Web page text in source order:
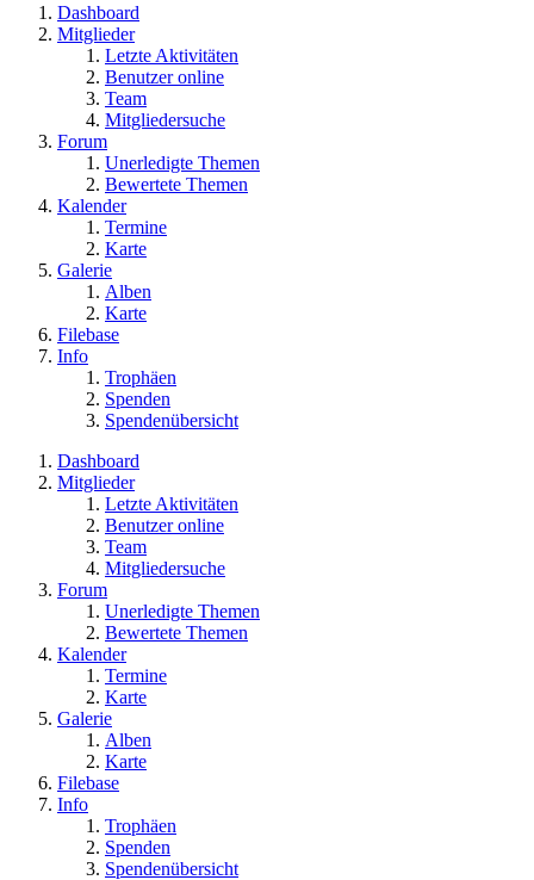
Dashboard
Mitglieder
Letzte Aktivitäten
Benutzer online
Team
Mitgliedersuche
Forum
Unerledigte Themen
Bewertete Themen
Kalender
Termine
Karte
Galerie
Alben
Karte
Filebase
Info
Trophäen
Spenden
Spendenübersicht
Dashboard
Mitglieder
Letzte Aktivitäten
Benutzer online
Team
Mitgliedersuche
Forum
Unerledigte Themen
Bewertete Themen
Kalender
Termine
Karte
Galerie
Alben
Karte
Filebase
Info
Trophäen
Spenden
Spendenübersicht